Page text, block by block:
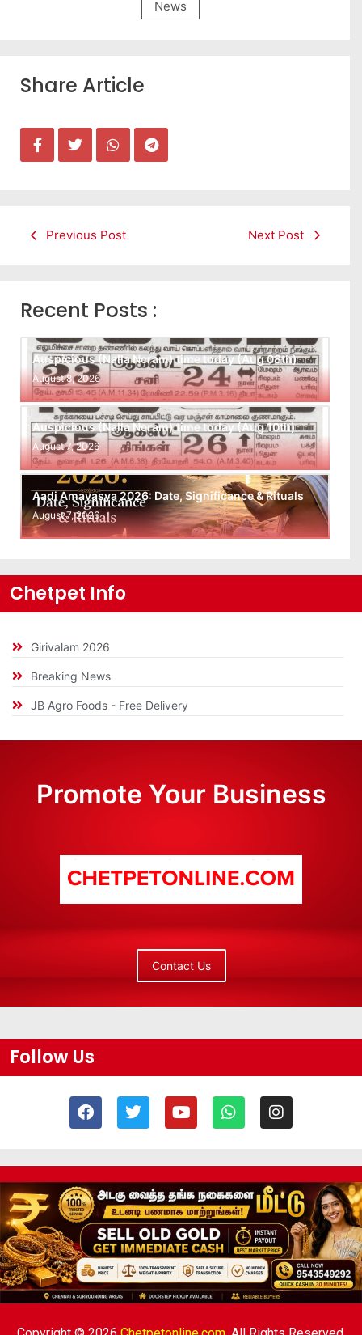
News
Share Article
Previous Post Next Post
Recent Posts :
Auspicious (Nalla Neram) time today (Aug 08th)
August 8, 2026
Auspicious (Nalla Neram) time today (Aug 10th)
August 7, 2026
Aadi Amavasya 2026: Date, Significance & Rituals
August 7, 2026
Chetpet Info
Girivalam 2026
Breaking News
JB Agro Foods - Free Delivery
Promote Your Business
Contact Us
Follow Us